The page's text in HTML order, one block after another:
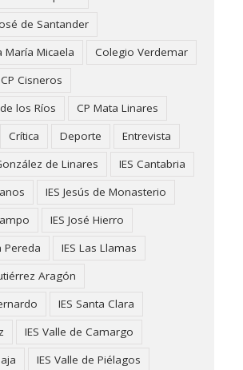
de Santander
María Micaela
Colegio Verdemar
CP Cisneros
los Ríos
CP Mata Linares
Crítica Deporte
Entrevista
de Linares
IES Cantabria
IES Jesús de Monasterio
IES José Hierro
Pereda
IES Las Llamas
Aragón
IES Santa Clara
IES Valle de Camargo
IES Valle de Piélagos